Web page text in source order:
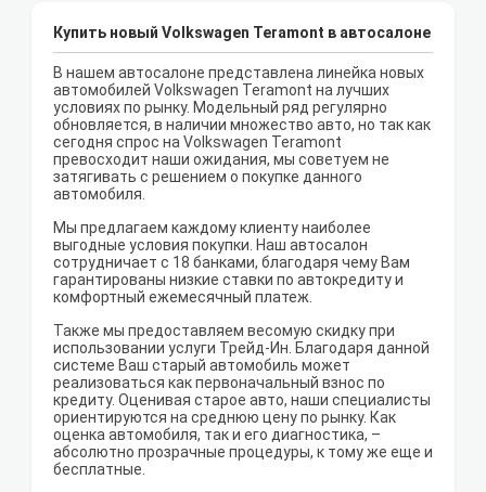
Купить новый Volkswagen Teramont в автосалоне
В нашем автосалоне представлена линейка новых
автомобилей Volkswagen Teramont на лучших
условиях по рынку. Модельный ряд регулярно
обновляется, в наличии множество авто, но так как
сегодня спрос на Volkswagen Teramont
превосходит наши ожидания, мы советуем не
затягивать с решением о покупке данного
автомобиля.
Мы предлагаем каждому клиенту наиболее
выгодные условия покупки. Наш автосалон
сотрудничает с 18 банками, благодаря чему Вам
гарантированы низкие ставки по автокредиту и
комфортный ежемесячный платеж.
Также мы предоставляем весомую скидку при
использовании услуги Трейд-Ин. Благодаря данной
системе Ваш старый автомобиль может
реализоваться как первоначальный взнос по
кредиту. Оценивая старое авто, наши специалисты
ориентируются на среднюю цену по рынку. Как
оценка автомобиля, так и его диагностика, –
абсолютно прозрачные процедуры, к тому же еще и
бесплатные.